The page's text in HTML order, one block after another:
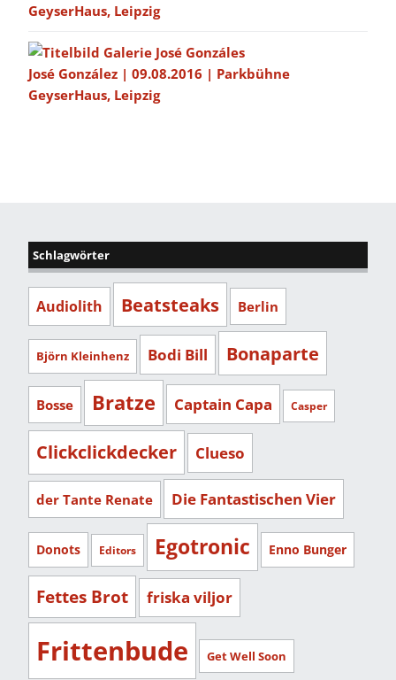
GeyserHaus, Leipzig
José González | 09.08.2016 | Parkbühne
GeyserHaus, Leipzig
Schlagwörter
Audiolith Beatsteaks Berlin
Björn Kleinhenz Bodi Bill Bonaparte
Bosse Bratze Captain Capa Casper
Clickclickdecker Clueso
der Tante Renate Die Fantastischen Vier
Donots Editors Egotronic Enno Bunger
Fettes Brot friska viljor
Frittenbude Get Well Soon